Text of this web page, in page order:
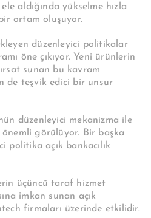
aldığında yükselme hızla
ortam oluşuyor.
düzenleyici politikalar
öne çıkıyor. Yeni ürünlerin
sunan bu kavram
de teşvik edici bir unsur
düzenleyici mekanizma ile
görülüyor. Bir başka
politika açık bankacılık
üçüncü taraf hizmet
imkan sunan açık
firmaları üzerinde etkilidir.